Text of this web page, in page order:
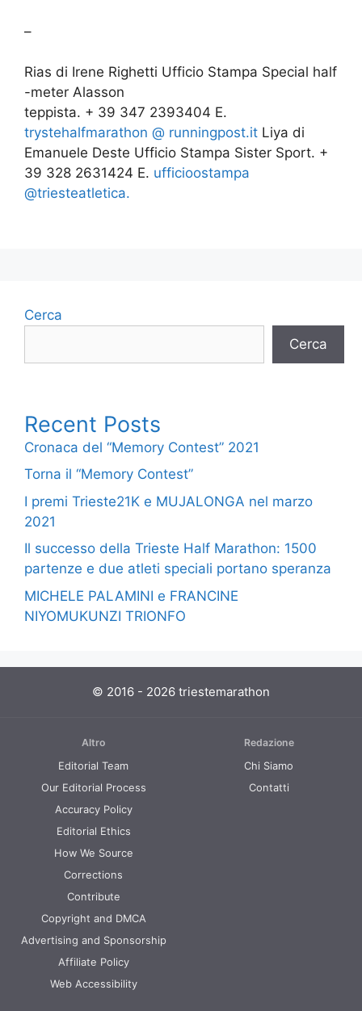
–
Rias di Irene Righetti Ufficio Stampa Special half
-meter Alasson
teppista. + 39 347 2393404 E.
trystehalfmarathon @ runningpost.it Liya di
Emanuele Deste Ufficio Stampa Sister Sport. +
39 328 2631424 E. ufficioostampa
@triesteatletica.
Cerca
Cerca
Recent Posts
Cronaca del “Memory Contest” 2021
Torna il “Memory Contest”
I premi Trieste21K e MUJALONGA nel marzo
2021
Il successo della Trieste Half Marathon: 1500
partenze e due atleti speciali portano speranza
MICHELE PALAMINI e FRANCINE
NIYOMUKUNZI TRIONFO
© 2016 - 2026 triestemarathon
Altro
Editorial Team
Our Editorial Process
Accuracy Policy
Editorial Ethics
How We Source
Corrections
Contribute
Copyright and DMCA
Advertising and Sponsorship
Affiliate Policy
Web Accessibility
Redazione
Chi Siamo
Contatti